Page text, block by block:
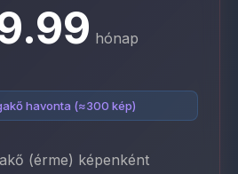
hónap
havonta (≈300 kép)
(érme) képenként